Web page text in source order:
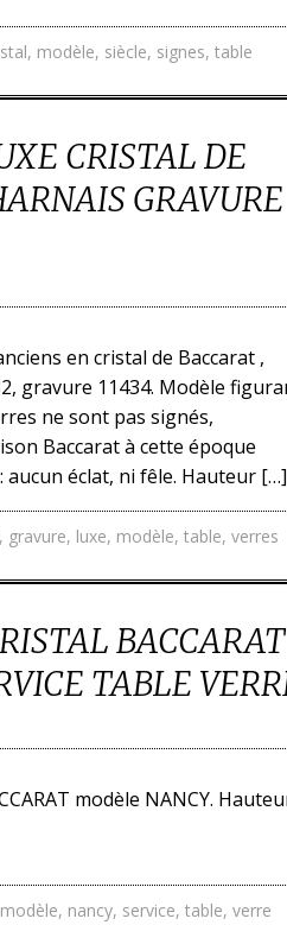
, modèle, siècle, signes, table
CRISTAL DE
GRAVURE
en cristal de Baccarat ,
gravure 11434. Modèle
ne sont pas signés,
Baccarat à cette époque
éclat, ni fêle. Hauteur […]
, gravure, luxe, modèle, table, verres
BACCARAT
TABLE
modèle NANCY.
modèle, nancy, service, table, verre